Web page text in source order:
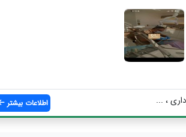
، ... اطلاعات بیشتر